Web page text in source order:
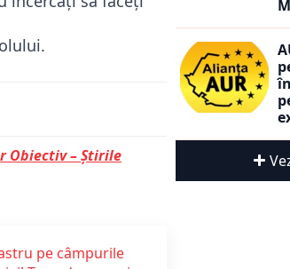
Obiectiv – Știrile